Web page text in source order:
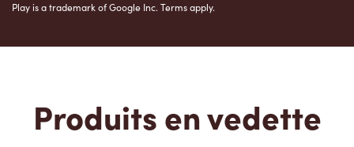
Play is a trademark of Google Inc. Terms apply.
Produits en vedette